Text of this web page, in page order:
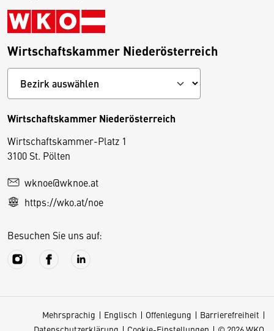
Wirtschaftskammer Niederösterreich
Wirtschaftskammer Niederösterreich
Wirtschaftskammer-Platz 1
3100 St. Pölten
wknoe@wknoe.at
https://wko.at/noe
Besuchen Sie uns auf:
Mehrsprachig Englisch Offenlegung
Barrierefreiheit
D
e
s
S
e